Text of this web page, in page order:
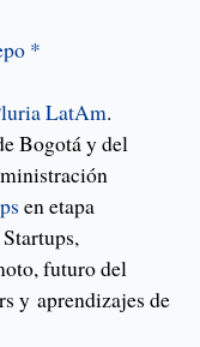
*
LatAm.
Bogotá y del
en etapa
futuro del
y aprendizajes de